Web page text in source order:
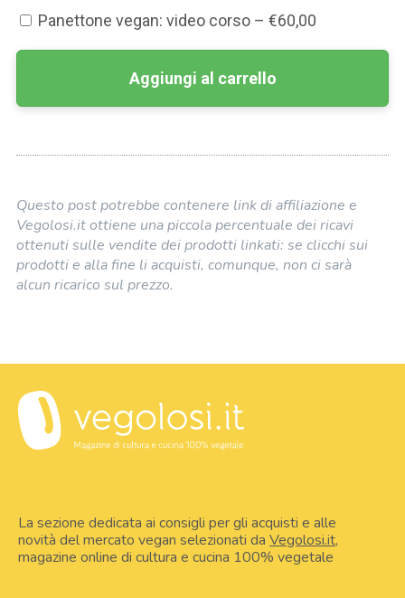
Panettone vegan: video corso – €60,00
Aggiungi al carrello
Questo post potrebbe contenere link di affiliazione e
Vegolosi.it ottiene una piccola percentuale dei ricavi
ottenuti sulle vendite dei prodotti linkati: se clicchi sui
prodotti e alla fine li acquisti, comunque, non ci sarà
alcun ricarico sul prezzo.
La sezione dedicata ai consigli per gli acquisti e alle
novità del mercato vegan selezionati da Vegolosi.it,
magazine online di cultura e cucina 100% vegetale